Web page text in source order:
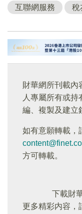
互聯網服務 稅
財華網所刊載內
人專屬所有或
編、複製及建立
如有意願轉載，
方可轉載。
下載財
更多精彩内容，